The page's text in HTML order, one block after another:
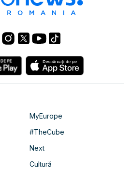
MyEurope
#TheCube
Next
Cultură